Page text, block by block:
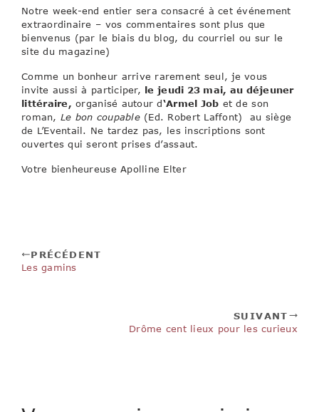
Notre week-end entier sera consacré à cet événement
extraordinaire – vos commentaires sont plus que
bienvenus (par le biais du blog, du courriel ou sur le
site du magazine)
Comme un bonheur arrive rarement seul, je vous
invite aussi à participer, le jeudi 23 mai, au déjeuner
littéraire, organisé autour d‘Armel Job et de son
roman, Le bon coupable(Ed. Robert Laffont) au siège
de L’Eventail. Ne tardez pas, les inscriptions sont
ouvertes qui seront prises d’assaut.
Votre bienheureuse Apolline Elter
PRÉCÉDENT
Les gamins
SUIVANT
Drôme cent lieux pour les curieux